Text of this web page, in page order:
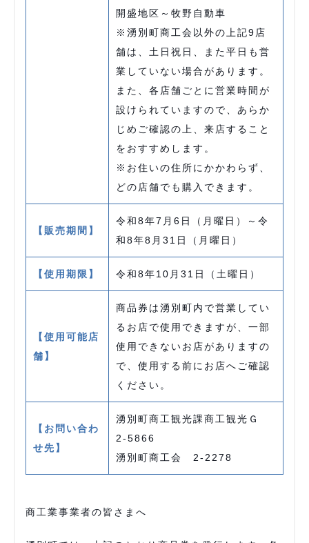
開盛地区～牧野自動車
※湧別町商工会以外の上記9店
舗は、土日祝日、また平日も営
業していない場合があります。
また、各店舗ごとに営業時間が
設けられていますので、あらか
じめご確認の上、来店すること
をおすすめします。
※お住いの住所にかかわらず、
どの店舗でも購入できます。
【販売期間】
令和8年7月6日（月曜日）～令
和8年8月31日（月曜日）
【使用期限】 令和8年10月31日（土曜日）
【使用可能店
舗】
商品券は湧別町内で営業してい
るお店で使用できますが、一部
使用できないお店がありますの
で、使用する前にお店へご確認
ください。
【お問い合わ
せ先】
湧別町商工観光課商工観光Ｇ
2-5866
湧別町商工会 2-2278
商工業事業者の皆さまへ